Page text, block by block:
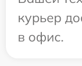
курьер
в офис.